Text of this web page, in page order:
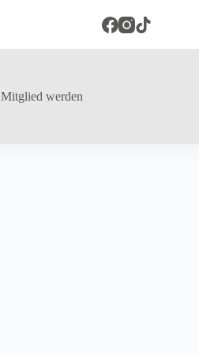
Mitglied werden